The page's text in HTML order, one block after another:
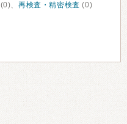
(0)、再検査・精密検査 (0)